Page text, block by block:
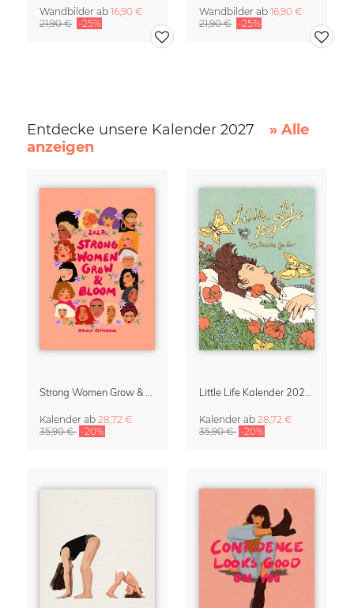
Wandbilder ab 16,90 €
21,90 € -25%
Wandbilder ab 16,90 €
21,90 € -25%
Entdecke unsere Kalender 2027
» Alle
anzeigen
Kalender ab 28,72 €
35,90 € -20%
Kalender ab 28,72 €
35,90 € -20%